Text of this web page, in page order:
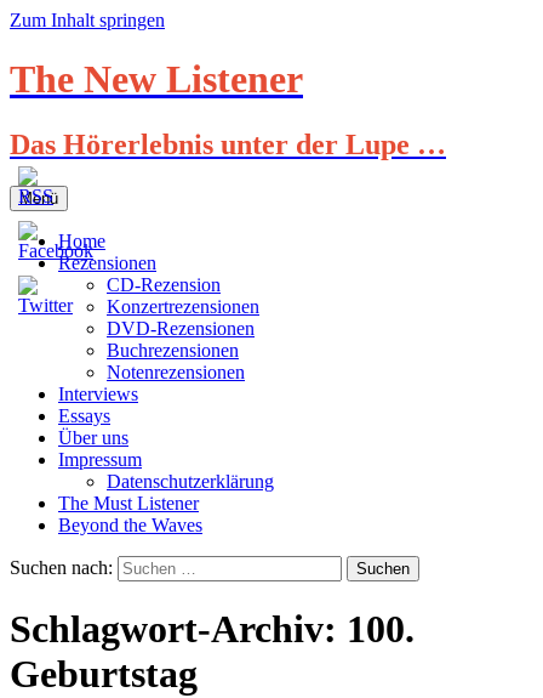
Zum Inhalt springen
The New Listener
Das Hörerlebnis unter der Lupe …
Menü
Home
Rezensionen
CD-Rezension
Konzertrezensionen
DVD-Rezensionen
Buchrezensionen
Notenrezensionen
Interviews
Essays
Über uns
Impressum
Datenschutzerklärung
The Must Listener
Beyond the Waves
Suchen nach:
Schlagwort-Archiv: 100.
Geburtstag